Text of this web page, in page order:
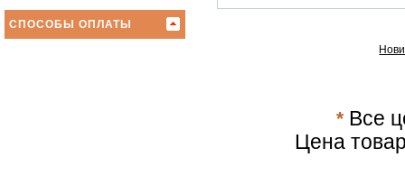
СПОСОБЫ ОПЛАТЫ
* Все
Цена